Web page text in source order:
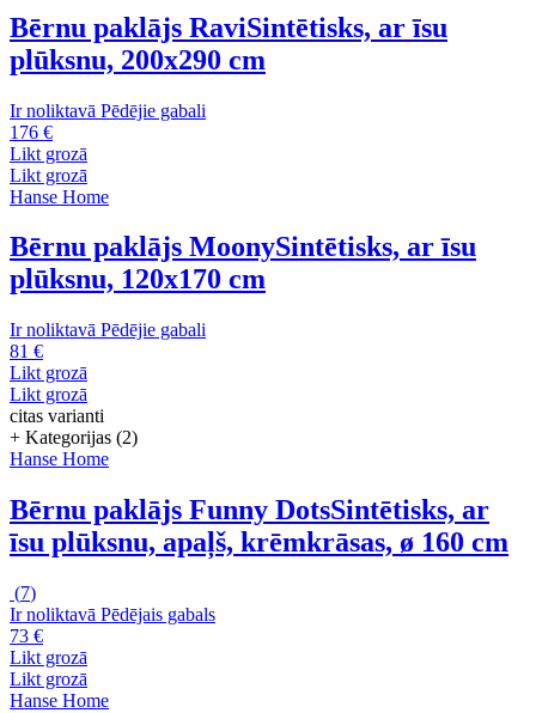
Bērnu paklājs RaviSintētisks, ar īsu
plūksnu, 200x290 cm
Ir noliktavā Pēdējie gabali
176 €
Likt grozā
Likt grozā
Hanse Home
Bērnu paklājs MoonySintētisks, ar īsu
plūksnu, 120x170 cm
Ir noliktavā Pēdējie gabali
81 €
Likt grozā
Likt grozā
citas varianti
+ Kategorijas (2)
Hanse Home
Bērnu paklājs Funny DotsSintētisks, ar
īsu plūksnu, apaļš, krēmkrāsas, ø 160 cm
(7)
Ir noliktavā Pēdējais gabals
73 €
Likt grozā
Likt grozā
Hanse Home